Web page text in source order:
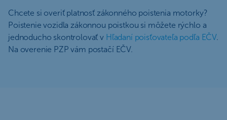
Chcete si overiť platnosť zákonného poistenia motorky?
Poistenie vozidla zákonnou poistkou si môžete rýchlo a
jednoducho skontrolovať v Hľadaní poisťovateľa podľa EČV.
Na overenie PZP vám postačí EČV.